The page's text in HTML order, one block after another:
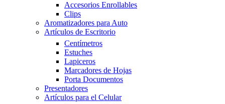
Accesorios Enrollables
Clips
Aromatizadores para Auto
Artículos de Escritorio
Centímetros
Estuches
Lapiceros
Marcadores de Hojas
Porta Documentos
Presentadores
Artículos para el Celular